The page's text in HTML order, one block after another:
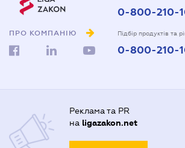
ПРО КОМПАНІЮ
0-800-210-
Підбір продуктів та
0-800-210-
Реклама та PR
на ligazakon.net